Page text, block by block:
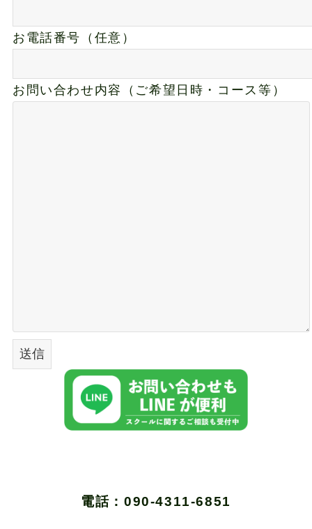
お電話番号（任意）
お問い合わせ内容（ご希望日時・コース等）
電話：090-4311-6851